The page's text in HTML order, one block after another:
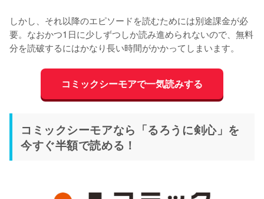
しかし、それ以降のエピソードを読むためには別途課金が必
要。なおかつ1日に少しずつしか読み進められないので、無料
分を読破するにはかなり長い時間がかかってしまいます。
コミックシーモアで一気読みする
コミックシーモアなら「るろうに剣心」を
今すぐ半額で読める！